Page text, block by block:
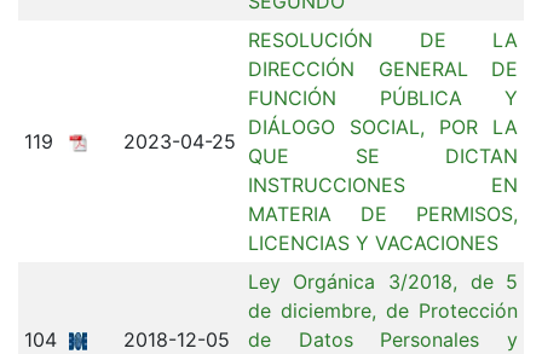
119 2023-04-25
RESOLUCIÓN DE LA
DIRECCIÓN GENERAL DE
FUNCIÓN PÚBLICA Y
DIÁLOGO SOCIAL, POR LA
QUE SE DICTAN
INSTRUCCIONES EN
MATERIA DE PERMISOS,
LICENCIAS Y VACACIONES
104 2018-12-05
Ley Orgánica 3/2018, de 5
de diciembre, de Protección
de Datos Personales y